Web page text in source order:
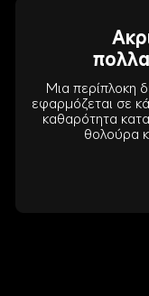
Μια περίπλοκη
εφαρμόζεται σε
καθαρότητα
θολούρα